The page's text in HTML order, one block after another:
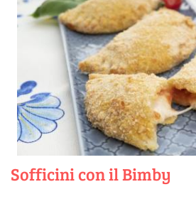
Sofficini con il Bimby